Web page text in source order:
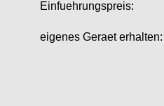
Einfuehrungspreis:
eigenes Geraet erhalten: